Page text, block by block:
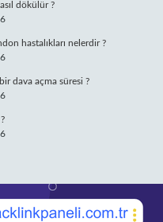
dökülür ?
hastalıkları nelerdir ?
dava açma süresi ?